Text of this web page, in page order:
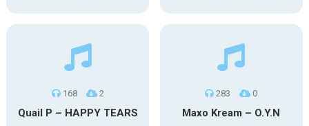
168 2
Quail P – HAPPY TEARS
283 0
Maxo Kream – O.Y.N